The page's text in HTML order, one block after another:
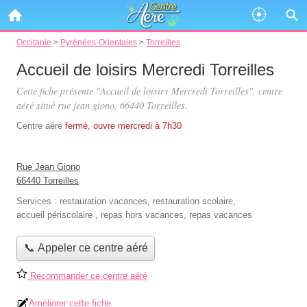
Occitanie > Pyrénées-Orientales > Torreilles
Accueil de loisirs Mercredi Torreilles
Cette fiche présente "Accueil de loisirs Mercredi Torreilles", centre
aéré situé rue jean giono, 66440 Torreilles.
Centre aéré fermé, ouvre mercredi à 7h30
Rue Jean Giono
66440 Torreilles
Services : restauration vacances, restauration scolaire,
accueil périscolaire , repas hors vacances, repas vacances
📞 Appeler ce centre aéré
Recommander ce centre aéré
Améliorer cette fiche